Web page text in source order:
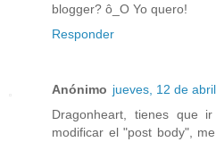
blogger? ô_O Yo quero!
Responder
Anónimo jueves, 12 de
Dragonheart, tienes que
modificar el "post body",